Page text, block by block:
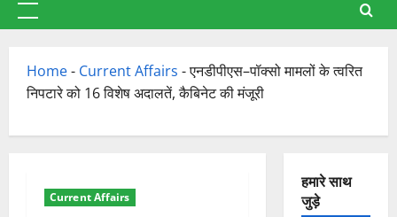
प्राथमिक
Home- Current Affairs -एनडीपीएस–पॉक्सो मामलों के त्वरित
निपटारे को 16 विशेष अदालतें, कैबिनेट की मंजूरी
Current Affairs
हमारे साथ
जुड़े